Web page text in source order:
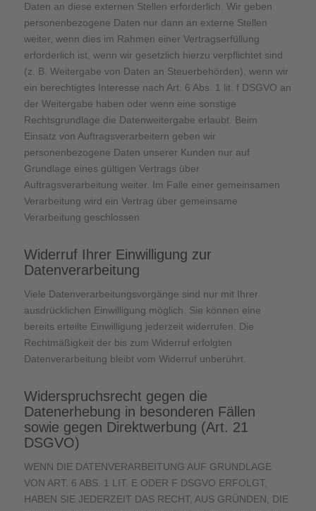
Daten an diese externen Stellen erforderlich. Wir geben
personenbezogene Daten nur dann an externe Stellen
weiter, wenn dies im Rahmen einer Vertragserfüllung
erforderlich ist, wenn wir gesetzlich hierzu verpflichtet sind
(z. B. Weitergabe von Daten an Steuerbehörden), wenn wir
ein berechtigtes Interesse nach Art. 6 Abs. 1 lit. f DSGVO an
der Weitergabe haben oder wenn eine sonstige
Rechtsgrundlage die Datenweitergabe erlaubt. Beim
Einsatz von Auftragsverarbeitern geben wir
personenbezogene Daten unserer Kunden nur auf
Grundlage eines gültigen Vertrags über
Auftragsverarbeitung weiter. Im Falle einer gemeinsamen
Verarbeitung wird ein Vertrag über gemeinsame
Verarbeitung geschlossen.
Widerruf Ihrer Einwilligung zur
Datenverarbeitung
Viele Datenverarbeitungsvorgänge sind nur mit Ihrer
ausdrücklichen Einwilligung möglich. Sie können eine
bereits erteilte Einwilligung jederzeit widerrufen. Die
Rechtmäßigkeit der bis zum Widerruf erfolgten
Datenverarbeitung bleibt vom Widerruf unberührt.
Widerspruchsrecht gegen die
Datenerhebung in besonderen Fällen
sowie gegen Direktwerbung (Art. 21
DSGVO)
WENN DIE DATENVERARBEITUNG AUF GRUNDLAGE
VON ART. 6 ABS. 1 LIT. E ODER F DSGVO ERFOLGT,
HABEN SIE JEDERZEIT DAS RECHT, AUS GRÜNDEN, DIE